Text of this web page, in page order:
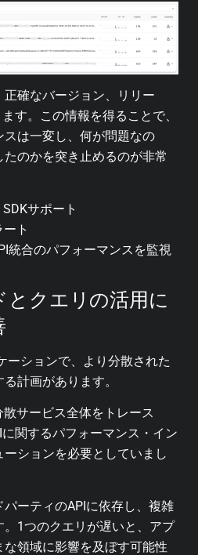
正確なバージョン、リリー
す。この情報を得ることで、
は一変し、何が問題なの
のかを突き止めるのが非常
サポート
ト
統合のパフォーマンスを監視
とクエリの活用に
ーションで、より分散された
計画があります。
サービス全体をトレース
関するパフォーマンス・イン
ションを必要としていまし
パーティのAPIに依存し、複雑
1つのクエリが遅いと、アプ
な領域に影響を及ぼす可能性